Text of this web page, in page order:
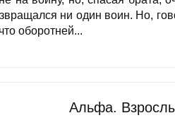
ни один воин. Но,
оборотней...
Альфа.